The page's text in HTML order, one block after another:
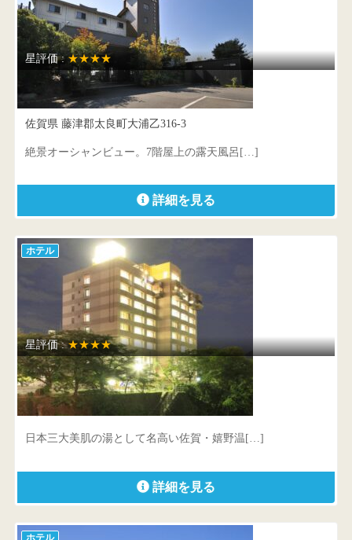
星評価 :★★★★
太良嶽温泉 蟹御殿
佐賀県 藤津郡太良町大浦乙316-3
絶景オーシャンビュー。7階屋上の露天風呂[…]
詳細を見る
ホテル
星評価 :★★★★
ホテル 華翠苑
佐賀県 嬉野市嬉野町岩屋川内甲333番地
日本三大美肌の湯として名高い佐賀・嬉野温[…]
詳細を見る
ホテル